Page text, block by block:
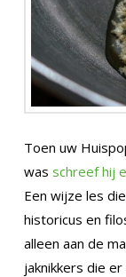
Toen uw
was schreef hij
Een wijze les
historicus en
alleen aan de
jaknikkers die